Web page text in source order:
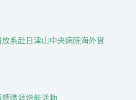
系赴日津山中央病院海外實
職涯增能活動